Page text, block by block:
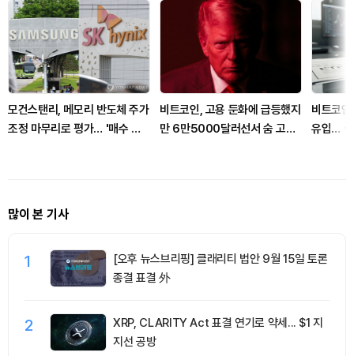
모건스탠리, 메모리 반도체 주가
조정 마무리로 평가… '매수 기
비트코인, 고용 둔화에 급등했지
만 6만5000달러선서 숨 고르
비트코
유입… 셀
많이 본 기사
1
[오후 뉴스브리핑] 클래리티 법안 9월 15일 토론
종결 표결 外
2
XRP, CLARITY Act 표결 연기로 약세... $1 지
지선 공방